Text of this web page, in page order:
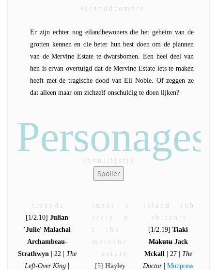
e i l a n d d r o m e r s
Er zijn echter nog eilandbewoners die het geheim van de
grotten kennen en die beter hun best doen om de plannen
van de Mervine Estate te dwarsbomen. Een heel deel van
hen is ervan overtuigd dat de Mervine Estate iets te maken
heeft met de tragische dood van Eli Noble. Of zeggen ze
dat alleen maar om zichzelf onschuldig te doen lijken?
Personages
i n v u l l i j s t j e
f r i e n d s
[1/2.10] Julian
'Julie' Malachai
Archambeau-
Strathwyn | 22 | The
Left-Over King
i n n e r c
i r c l e o
f t h e
m e r v i n e
e s t a t e
[5] Hayley
i s l a n d i n h
a b i t a n t s
[1/2.19] Tiaki
MakutuJack
Mckall
| 27 | The
Doctor| Monpress